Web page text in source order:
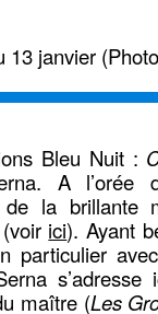
13 janvier
Bleu Nuit :
A l’orée
de la brillante
ici). Ayant
particulier
maître (Les